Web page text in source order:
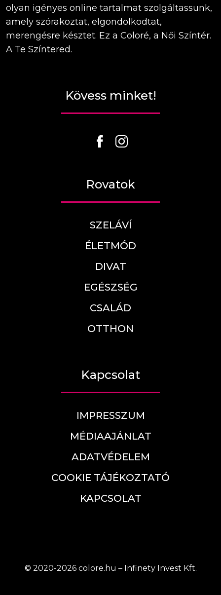
olyan igényes online tartalmat szolgáltassunk,
amely szórakoztat, elgondolkodtat,
merengésre késztet. Ez a Coloré, a Női Színtér.
A Te Színtered.
Kövess minket!
Rovatok
SZELÁVÍ
ÉLETMÓD
DIVAT
EGÉSZSÉG
CSALÁD
OTTHON
Kapcsolat
IMPRESSZUM
MÉDIAAJÁNLAT
ADATVÉDELEM
COOKIE TÁJÉKOZTATÓ
KAPCSOLAT
© 2020-2026 colore.hu – Infinety Invest Kft.